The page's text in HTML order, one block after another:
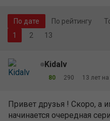
По дате По рейтингу
2
13
Kidalv
80 290 13 лет
Привет друзья ! Скоро, а
начинается очередная